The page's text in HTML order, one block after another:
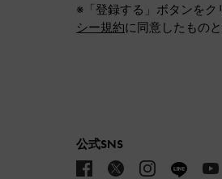
※「登録する」ボタンをク
シー規約に同意したものと
公式SNS